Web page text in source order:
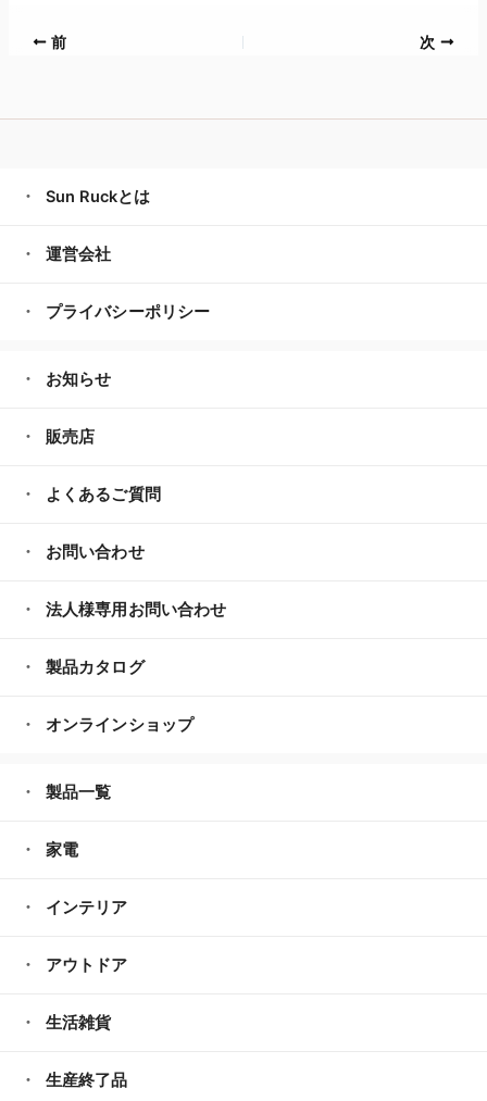
前 次
Sun Ruckとは
運営会社
プライバシーポリシー
お知らせ
販売店
よくあるご質問
お問い合わせ
法人様専用お問い合わせ
製品カタログ
オンラインショップ
製品一覧
家電
インテリア
アウトドア
生活雑貨
生産終了品